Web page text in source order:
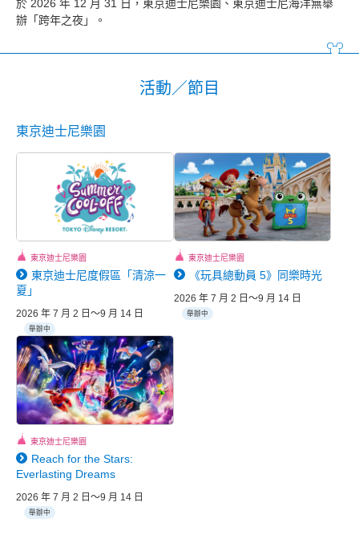
於 2026 年 12 月 31 日，東京迪士尼樂園、東京迪士尼海洋無舉
辦「跨年之夜」。
活動／節目
東京迪士尼樂園
東京迪士尼樂園
東京迪士尼度假區「清涼一
夏」
2026 年 7 月 2 日～9 月 14 日
舉辦中
東京迪士尼樂園
《玩具總動員 5》同樂時光
2026 年 7 月 2 日～9 月 14 日
舉辦中
東京迪士尼樂園
Reach for the Stars:
Everlasting Dreams
2026 年 7 月 2 日～9 月 14 日
舉辦中